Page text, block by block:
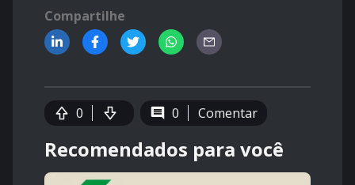
Compartilhe
0 0 Comentar
Recomendados para você